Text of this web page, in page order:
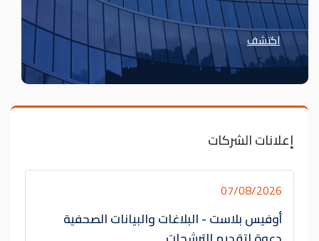
اكتشف
إعلانات الشركات
07/08/2026
أوفيس بلاست - البلاغات والبيانات الصحفية